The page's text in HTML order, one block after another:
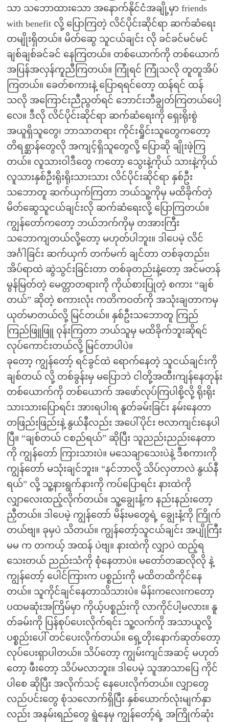
သာ သဘောထားသော အနောက်နိုင်ငံအချို့မှာ friends
with benefit လို့ ပြောကြတဲ့ လိင်ပိုင်းဆိုင်ရာ ဆက်ဆံရေး
တမျိုးရှိတယ်။ မိတ်ဆွေ သူငယ်ချင်း လို ခင်ခင်မင်မင်
ချစ်ချစ်ခင်ခင် နေကြတယ်။ တစ်ယောက်ကို တစ်ယောက်
အပြန်အလှန်ကူညီကြတယ်။ ကြုံရင် ကြုံသလို တူတူအိပ်
ကြတယ်။ ခေတ်စကားနဲ့ ပြောရရင်တော့ ထန်ရင် ထန်
သလို အကြောင်းညီညွတ်ရင် ဘောင်းဘီချွတ်ကြတယ်ပေါ့
လေ။ ဒီလို လိင်ပိုင်းဆိုင်ရာ ဆက်ဆံရေးကို ရှေးရိုးစွဲ
အယူရှိသူတွေ၊ ဘာသာတရား ကိုင်းရှိုင်းသူတွေကတော့
တိရစ္ဆာန်တွေလို အကျင့်ရှိသူတွေလို့ ပြောဆို ချိုးဖဲ့ကြ
တယ်။ လူသားဝါဒီတွေ ကတော့ သွေးနဲ့ကိုယ် သားနဲ့ကိုယ်
လူသားနှစ်ဦးရိုးရိုးသားသား လိင်ပိုင်းဆိုင်ရာ နှစ်ဦး
သဘောတူ ဆက်ယှက်ကြတာ ဘယ်သူ့ကိုမှ မထိခိုက်တဲ့
မိတ်ဆွေသူငယ်ချင်းလို ဆက်ဆံရေးလို့ ပြောကြတယ်။
ကျွန်တော်ကတော့ ဘယ်ဘက်ကိုမှ တအားကြီး
သဘောကျတယ်လို့တော့ မဟုတ်ပါဘူး။ ဒါပေမဲ့ လိင်
အင်္ဂါခြင်း ဆက်ယှက် တက်မက် ချင်တာ တစ်ခုတည်း၊
အိပ်ရာထဲ ဆွဲသွင်းခြင်းတာ တစ်ခုတည်းနဲ့တော့ အင်မတန်
မွန်မြတ်တဲ့ မေတ္တာတရားကို ကိုယ်စားပြုတဲ့ စကား “ချစ်
တယ်” ဆိုတဲ့ စကားလုံး ကတိကဝတ်ကို အသုံးချတာကမှ
ယုတ်မာတယ်လို့ မြင်တယ်။ နှစ်ဦးသဘောတူ ကြည်
ကြည်ဖြူဖြူ ဝုန်းကြတာ ဘယ်သူမှ မထိခိုက်ဘူးဆိုရင်
လုပ်ကောင်းတယ်လို့ မြင်တာပါပဲ။
ခုတော့ ကျွန်တော့် ရင်ခွင်ထဲ ရောက်နေတဲ့ သူငယ်ချင်းကို
ချစ်တယ် လို့ တစ်ခွန်းမှ မပြောဘဲ ငါတို့အထီးကျန်နေတုန်း
တစ်ယောက်ကို တစ်ယောက် အဖော်လုပ်ကြပါစို့လို့ ရိုးရိုး
သားသားပြောရင်း အားရပါးရ နူတ်ခမ်းခြင်း နမ်းနေတာ
တဖြည်းဖြည်းနဲ့ နွယ်နီလည်း အပေါ်ပိုင်း ဗလာကျင်းနေပါ
ပြီ။ “ချစ်တယ် ငစည်ရယ်” ဆိုပြီး သူညည်းညည်းနေတာ
ကို ကျွန်တော် ကြားသားပဲ။ မသေချာသေးပဲနဲ့ ဒီစကားကို
ကျွန်တော် မသုံးချင်ဘူး။ “နင်ဘာလို့ သိပ်လှတာလဲ နွယ်နီ
ရယ်” လို့ သူ့နားရွက်နားကို ကပ်ပြောရင်း နားထဲကို
လျှာလေးထည့်လိုက်တယ်။ သူ့ချွေးနံ့က နည်းနည်းတော့
ညှီတယ်။ ဒါပေမဲ့ ကျွန်တော် မိန်းမတွေရဲ့ ချွေးနံ့ကို ကြိုက်
တယ်ဗျ။ ခုမှပဲ သိတယ်။ ကျွန်တော့်သူငယ်ချင်း အပျိုကြီး
မမ က တကယ့် အထန် ပဲဗျ။ နားထဲကို လျှာပဲ ထည့်ရ
သေးတယ် ညည်းသံကို စုံနေတာပဲ။ မတော်တဆလိုလို နဲ့
ကျွန်တော့် ပေါင်ကြားက ပစ္စည်းကို မထိတထိကိုင်နေ
တယ်။ သူကိုင်ချင်နေတာသိသားပဲ။ မိန်းကလေးကတော့
ပထမဆုံးအကြိမ်မှာ ကိုယ့်ပစ္စည်းကို လာကိုင်ပါ့မလား။ နူ
တ်ခမ်းကို ပြန်စုပ်ပေးလိုက်ရင်း သူ့လက်ကို အသာယူလို့
ပစ္စည်းပေါ် တင်ပေးလိုက်တယ်။ ရှေ့တိုးနောက်ဆုတ်တော့
လုပ်ပေးရှာပါတယ်။ သိပ်တော့ ကျွမ်းကျင်အဆင့် မဟုတ်
တော့ ဖီးတော့ သိပ်မလာဘူး။ ဒါပေမဲ့ သူအာသာပြေ ကိုင်
ပါစေ ဆိုပြီး အလိုက်သင့် နေပေးလိုက်တယ်။ လျှာတွေ
လည်ပင်းတွေ စုံသလောက်ရှိပြီး နှစ်ယောက်လုံးမျက်နှာ
လည်း အနမ်းရည်တွေ ရွဲနေမှ ကျွန်တော့်ရဲ့ အကြိုက်ဆုံး